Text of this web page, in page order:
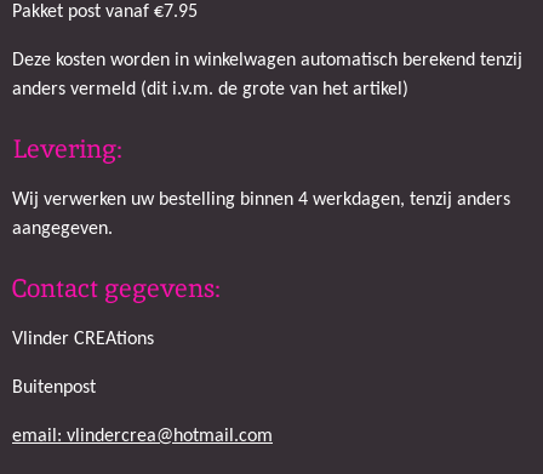
Pakket post vanaf €7.95
Deze kosten worden in winkelwagen automatisch berekend tenzij
anders vermeld (dit i.v.m. de grote van het artikel)
Levering:
Wij verwerken uw bestelling binnen 4 werkdagen, tenzij anders
aangegeven.
Contact gegevens:
Vlinder CREAtions
Buitenpost
email: vlindercrea@hotmail.com